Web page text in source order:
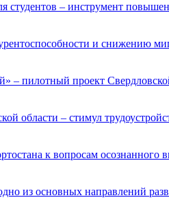
студентов – инструмент
и снижению
– пилотный проект
области – стимул
к вопросам осознанного
из основных направлений